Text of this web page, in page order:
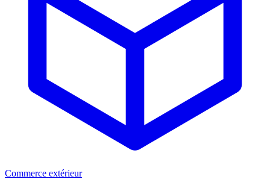
Commerce extérieur